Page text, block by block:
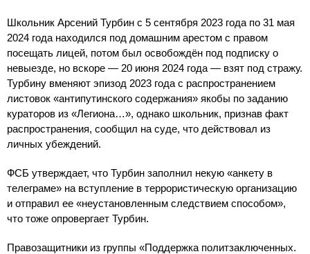
Школьник Арсений Турбин c 5 сентября 2023 года по 31 мая
2024 года находился под домашним арестом с правом
посещать лицей, потом был освобождён под подписку о
невыезде, но вскоре — 20 июня 2024 года — взят под стражу.
Турбину вменяют эпизод 2023 года с распространением
листовок «антипутинского содержания» якобы по заданию
кураторов из «Легиона…», однако школьник, признав факт
распространения, сообщил на суде, что действовал из
личных убеждений.
ФСБ утверждает, что Турбин заполнил некую «анкету в
телеграме» на вступление в террористическую организацию
и отправил ее «неустановленным следствием способом»,
что тоже опровергает Турбин.
Правозащитники из группы «Поддержка политзаключенных.